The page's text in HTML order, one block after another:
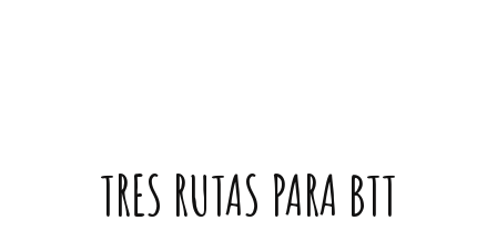
TRES RUTAS PARA BTT